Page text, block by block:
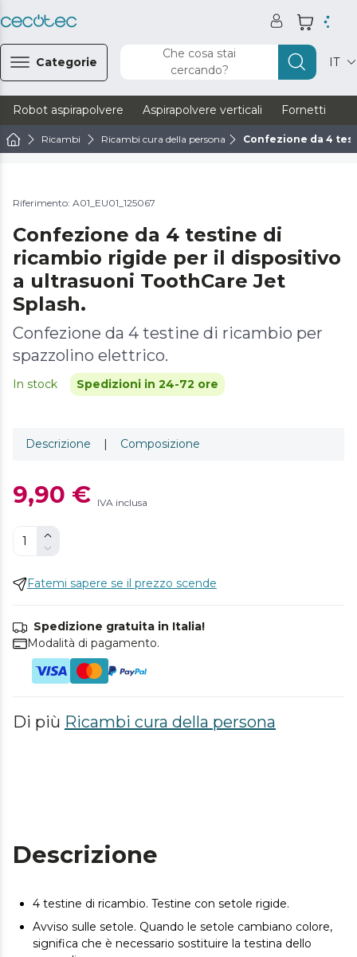
Categorie
Che cosa stai
cercando?
IT
Robot aspirapolvere Aspirapolvere verticali Fornetti
Ricambi Ricambi cura della persona Confezione da 4
Riferimento: A01_EU01_125067
Confezione da 4 testine di
ricambio rigide per il dispositivo
a ultrasuoni ToothCare Jet
Splash.
Confezione da 4 testine di ricambio per
spazzolino elettrico.
In stock Spedizioni in 24-72 ore
Descrizione | Composizione
9,90 € IVA inclusa
Fatemi sapere se il prezzo scende
Spedizione gratuita in Italia!
Modalità di pagamento.
Di più Ricambi cura della persona
Descrizione
4 testine di ricambio. Testine con setole rigide.
Avviso sulle setole. Quando le setole cambiano colore,
significa che è necessario sostituire la testina dello